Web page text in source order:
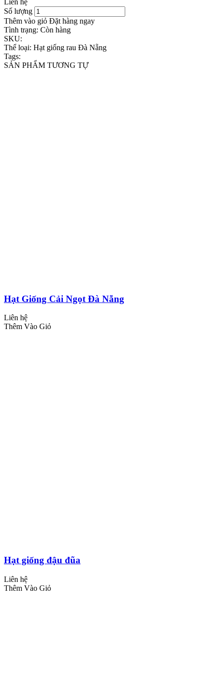
Số lượng
Thêm vào giỏ Đặt hàng ngay
Tình trạng: Còn hàng
SKU:
Thể loại: Hạt giống rau Đà Nẵng
Tags:
SẢN PHẨM TƯƠNG TỰ
Hạt Giống Cải Ngọt Đà Nẵng
Liên hệ
Thêm Vào Giỏ
Hạt giống đậu đũa
Liên hệ
Thêm Vào Giỏ